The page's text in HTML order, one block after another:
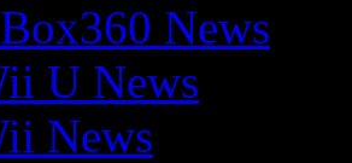
News
U News
News